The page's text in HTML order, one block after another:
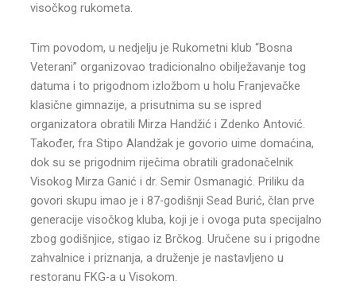
visočkog rukometa.
Tim povodom, u nedjelju je Rukometni klub “Bosna
Veterani” organizovao tradicionalno obilježavanje tog
datuma i to prigodnom izložbom u holu Franjevačke
klasične gimnazije, a prisutnima su se ispred
organizatora obratili Mirza Handžić i Zdenko Antović.
Također, fra Stipo Alandžak je govorio uime domaćina,
dok su se prigodnim riječima obratili gradonačelnik
Visokog Mirza Ganić i dr. Semir Osmanagić. Priliku da
govori skupu imao je i 87-godišnji Sead Burić, član prve
generacije visočkog kluba, koji je i ovoga puta specijalno
zbog godišnjice, stigao iz Brčkog. Uručene su i prigodne
zahvalnice i priznanja, a druženje je nastavljeno u
restoranu FKG-a u Visokom.